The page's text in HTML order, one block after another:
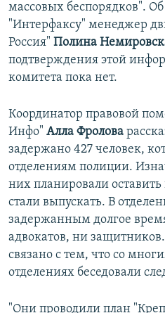
массовых беспорядков".
"Интерфаксу" менеджер
Россия" Полина
подтверждения этой
комитета пока нет.
Координатор правовой
Инфо" Алла Фролова
задержано 427 человек,
отделениям полиции.
них планировали
стали выпускать. В
задержанным долгое
адвокатов, ни
связано с тем, что со
отделениях беседовали
"Они проводили план